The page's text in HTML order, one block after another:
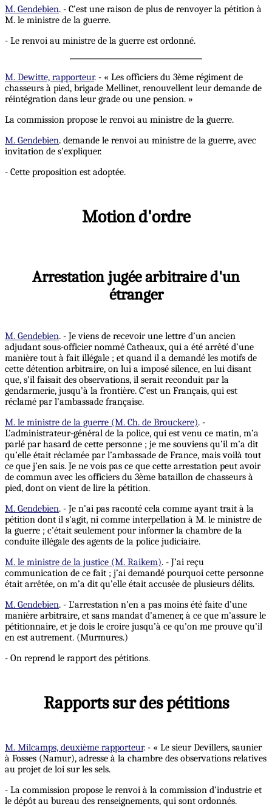
M. Gendebien. - C’est une raison de plus de renvoyer la pétition à
M. le ministre de la guerre.
- Le renvoi au ministre de la guerre est ordonné.
M. Dewitte, rapporteur. - « Les officiers du 3ème régiment de
chasseurs à pied, brigade Mellinet, renouvellent leur demande de
réintégration dans leur grade ou une pension. »
La commission propose le renvoi au ministre de la guerre.
M. Gendebien. demande le renvoi au ministre de la guerre, avec
invitation de s’expliquer.
- Cette proposition est adoptée.
Motion d'ordre
Arrestation jugée arbitraire d'un
étranger
M. Gendebien. - Je viens de recevoir une lettre d’un ancien
adjudant sous-officier nommé Catheaux, qui a été arrêté d’une
manière tout à fait illégale ; et quand il a demandé les motifs de
cette détention arbitraire, on lui a imposé silence, en lui disant
que, s’il faisait des observations, il serait reconduit par la
gendarmerie, jusqu’à la frontière. C’est un Français, qui est
réclamé par l’ambassade française.
M. le ministre de la guerre (M. Ch. de Brouckere). -
L’administrateur-général de la police, qui est venu ce matin, m’a
parlé par hasard de cette personne ; je me souviens qu’il m’a dit
qu’elle était réclamée par l’ambassade de France, mais voilà tout
ce que j’en sais. Je ne vois pas ce que cette arrestation peut avoir
de commun avec les officiers du 3ème bataillon de chasseurs à
pied, dont on vient de lire la pétition.
M. Gendebien. - Je n’ai pas raconté cela comme ayant trait à la
pétition dont il s'agit, ni comme interpellation à M. le ministre de
la guerre ; c’était seulement pour informer la chambre de la
conduite illégale des agents de la police judiciaire.
M. le ministre de la justice (M. Raikem). - J’ai reçu
communication de ce fait ; j’ai demandé pourquoi cette personne
était arrêtée, on m’a dit qu’elle était accusée de plusieurs délits.
M. Gendebien. - L’arrestation n’en a pas moins été faite d’une
manière arbitraire, et sans mandat d’amener, à ce que m’assure le
pétitionnaire, et je dois le croire jusqu’à ce qu’on me prouve qu’il
en est autrement. (Murmures.)
- On reprend le rapport des pétitions.
Rapports sur des pétitions
M. Milcamps, deuxième rapporteur. - « Le sieur Devillers, saunier
à Fosses (Namur), adresse à la chambre des observations relatives
au projet de loi sur les sels.
- La commission propose le renvoi à la commission d’industrie et
le dépôt au bureau des renseignements, qui sont ordonnés.